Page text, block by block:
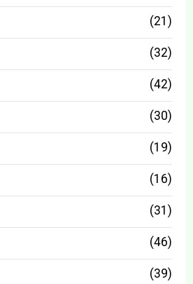
(21)
(32)
(42)
(30)
(19)
(16)
(31)
(46)
(39)